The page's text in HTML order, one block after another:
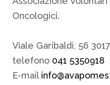
Oncologici.
Viale Garibaldi, 56
telefono 041 5350918
E-mail